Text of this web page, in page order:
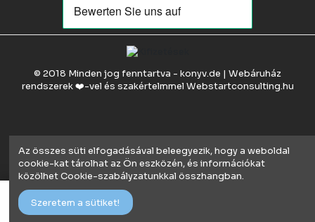
© 2018 Minden jog fenntartva - konyv.de | Webáruház
rendszerek ❤️-vel és szakértelmmel Webstartconsulting.hu
Az összes süti elfogadásával beleegyezik, hogy a weboldal
cookie-kat tárolhat az Ön eszközén, és információkat
közölhet Cookie-szabályzatunkkal összhangban.
Szeretem a sütiket!